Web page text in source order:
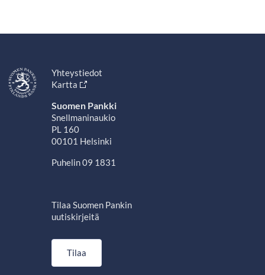
Yhteystiedot
Kartta
Suomen Pankki
Snellmaninaukio
PL 160
00101 Helsinki
Puhelin 09 1831
Tilaa Suomen Pankin
uutiskirjeitä
Tilaa